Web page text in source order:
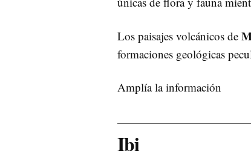
Los paisajes volcánicos de
formaciones geológicas
Amplía la información
Ibi